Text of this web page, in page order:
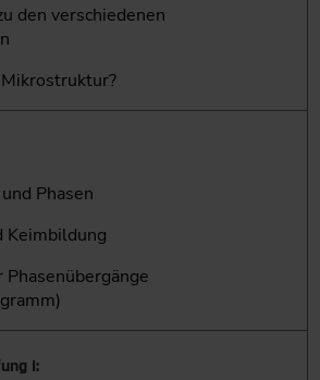
den verschiedenen
Phasen
Keimbildung
Phasenübergänge
I: